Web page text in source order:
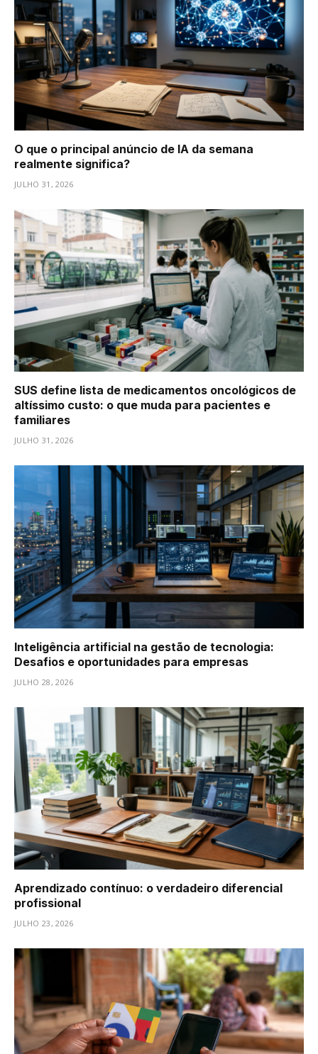
O que o principal anúncio de IA da semana
realmente significa?
JULHO 31, 2026
SUS define lista de medicamentos oncológicos de
altíssimo custo: o que muda para pacientes e
familiares
JULHO 31, 2026
Inteligência artificial na gestão de tecnologia:
Desafios e oportunidades para empresas
JULHO 28, 2026
Aprendizado contínuo: o verdadeiro diferencial
profissional
JULHO 23, 2026